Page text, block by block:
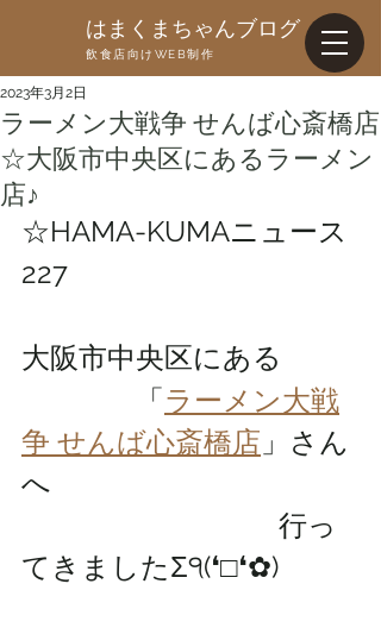
はまくまちゃんブログ
飲食店向けWEB制作
ラーメン大戦争 せんば心斎橋店
☆大阪市中央区にあるラーメン
店♪
2023年3月2日
☆HAMA-KUMAニュース
227
大阪市中央区にある
「ラーメン大戦
争 せんば心斎橋店 」さん
へ
てきましたΣ੧(❛□❛✿)